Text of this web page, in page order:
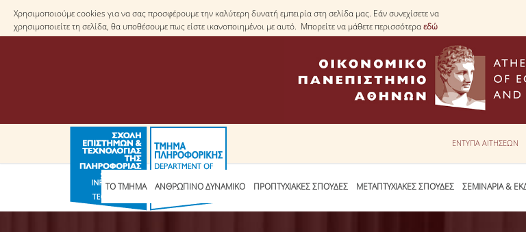
Χρησιμοποιούμε cookies για να σας προσφέρουμε την καλύτερη δυνατή εμπειρία στη σελίδα μας. Εάν συνεχίσετε να
χρησιμοποιείτε τη σελίδα, θα υποθέσουμε πως είστε ικανοποιημένοι με αυτό. Μπορείτε να μάθετε περισσότεραεδώ
ΕΝΤΥΠΑ ΑΙΤΗΣΕΩΝ
ΤΟ ΤΜΗΜΑ ΑΝΘΡΩΠΙΝΟ ΔΥΝΑΜΙΚΟ ΠΡΟΠΤΥΧΙΑΚΕΣ ΣΠΟΥΔΕΣ ΜΕΤΑΠΤΥΧΙΑΚΕΣ ΣΠΟΥΔΕΣ ΣΕΜΙΝΑΡΙΑ &